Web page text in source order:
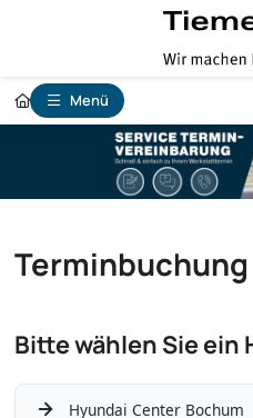
Menü
Bitte wählen Sie ein
Hyundai Center Bochum